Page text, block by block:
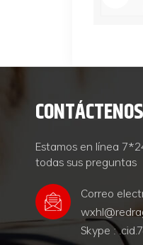
CONTÁCTENOS
Estamos en línea
todas sus preguntas
Correo
Skype :